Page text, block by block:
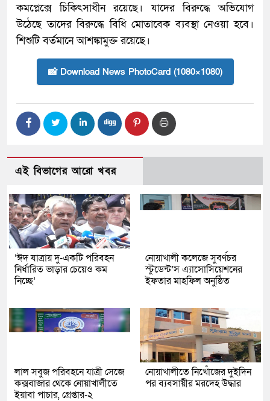
কমপ্লেক্সে চিকিৎসাধীন রয়েছে। যাদের বিরুদ্ধে অভিযোগ
উঠেছে তাদের বিরুদ্ধে বিধি মোতাবেক ব্যবস্থা নেওয়া হবে।
শিশুটি বর্তমানে আশঙ্কামুক্ত রয়েছে।
📸 Download News PhotoCard (1080×1080)
এই বিভাগের আরো খবর
‘ঈদ যাত্রায় দু-একটি পরিবহন
নির্ধারিত ভাড়ার চেয়েও কম
নিচ্ছে’
নোয়াখালী কলেজে সুবর্ণচর
স্টুডেন্ট’স এ্যাসোসিয়েশনের
ইফতার মাহফিল অনুষ্ঠিত
লাল সবুজ পরিবহনে যাত্রী সেজে
কক্সবাজার থেকে নোয়াখালীতে
ইয়াবা পাচার, গ্রেপ্তার-২
নোয়াখালীতে নিখোঁজের দুইদিন
পর ব্যবসায়ীর মরদেহ উদ্ধার